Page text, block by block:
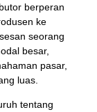
berperan
ke
seorang
besar,
pasar,
luas.
tentang